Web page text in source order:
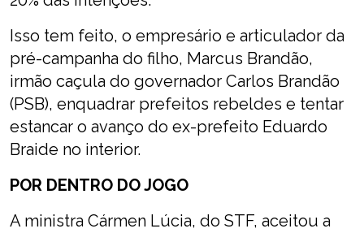
Isso tem feito, o empresário e articulador da
pré-campanha do filho, Marcus Brandão,
irmão caçula do governador Carlos Brandão
(PSB), enquadrar prefeitos rebeldes e tentar
estancar o avanço do ex-prefeito Eduardo
Braide no interior.
POR DENTRO DO JOGO
A ministra Cármen Lúcia, do STF, aceitou a